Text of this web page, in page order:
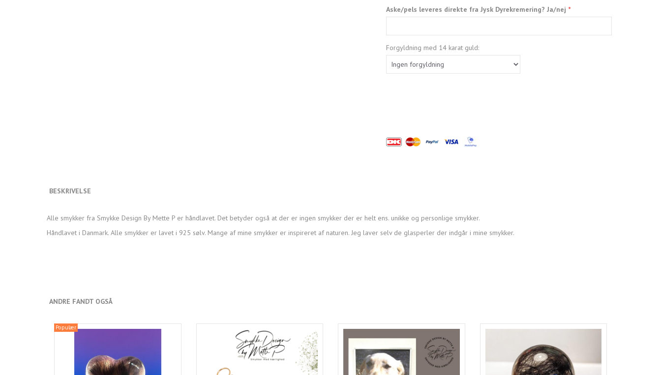
Aske/pels leveres direkte fra Jysk Dyrekremering? Ja/nej
Forgyldning med 14 karat guld:
BESKRIVELSE
Alle smykker fra Smykke Design By Mette P er håndlavet. Det betyder også at der er ingen smykker der er helt ens. unikke og personlige smykker.
Håndlavet i Danmark. Alle smykker er lavet i 925 sølv. Mange af mine smykker er inspireret af naturen. Jeg laver selv de glasperler der indgår i mine smykker.
ANDRE FANDT OGSÅ
Populær